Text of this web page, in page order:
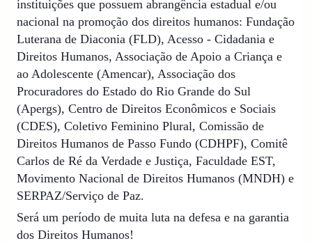
instituições que possuem abrangência estadual e/ou
nacional na promoção dos direitos humanos: Fundação
Luterana de Diaconia (FLD), Acesso - Cidadania e
Direitos Humanos, Associação de Apoio a Criança e
ao Adolescente (Amencar), Associação dos
Procuradores do Estado do Rio Grande do Sul
(Apergs), Centro de Direitos Econômicos e Sociais
(CDES), Coletivo Feminino Plural, Comissão de
Direitos Humanos de Passo Fundo (CDHPF), Comitê
Carlos de Ré da Verdade e Justiça, Faculdade EST,
Movimento Nacional de Direitos Humanos (MNDH) e
SERPAZ/Serviço de Paz.
Será um período de muita luta na defesa e na garantia
dos Direitos Humanos!